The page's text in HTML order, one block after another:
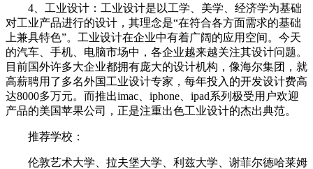
4、工业设计：工业设计是以工学、美学、经济学为基础
对工业产品进行的设计，其理念是“在符合各方面需求的基础
上兼具特色”。工业设计在企业中有着广阔的应用空间。今天
的汽车、手机、电脑市场中，各企业越来越关注其设计问题。
目前国外许多大企业都拥有庞大的设计机构，像海尔集团，就
高薪聘用了多名外国工业设计专家，每年投入的开发设计费高
达8000多万元。而推出imac、iphone、ipad系列极受用户欢迎
产品的美国苹果公司，正是注重出色工业设计的杰出典范。
推荐学校：
伦敦艺术大学、拉夫堡大学、利兹大学、谢菲尔德哈莱姆